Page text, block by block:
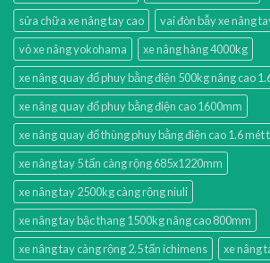
sửa chữa xe nâng tay cao
vai đòn bẫy xe nâng
vỏ xe nâng yokohama
xe nâng hàng 4000kg
xe nâng quay đổ phuy bằng điện 500kg nâng cao
xe nâng quay đổ phuy bằng điện cao 1600mm
xe nâng quay đổ thùng phuy bằng điện cao 1.6 mét
xe nâng tay 5 tấn càng rộng 685x1220mm
xe nâng tay 2500kg càng rộng niuli
xe nâng tay bậc thang 1500kg nâng cao 800mm
xe nâng tay càng rộng 2.5 tấn ichimens
xe nâng